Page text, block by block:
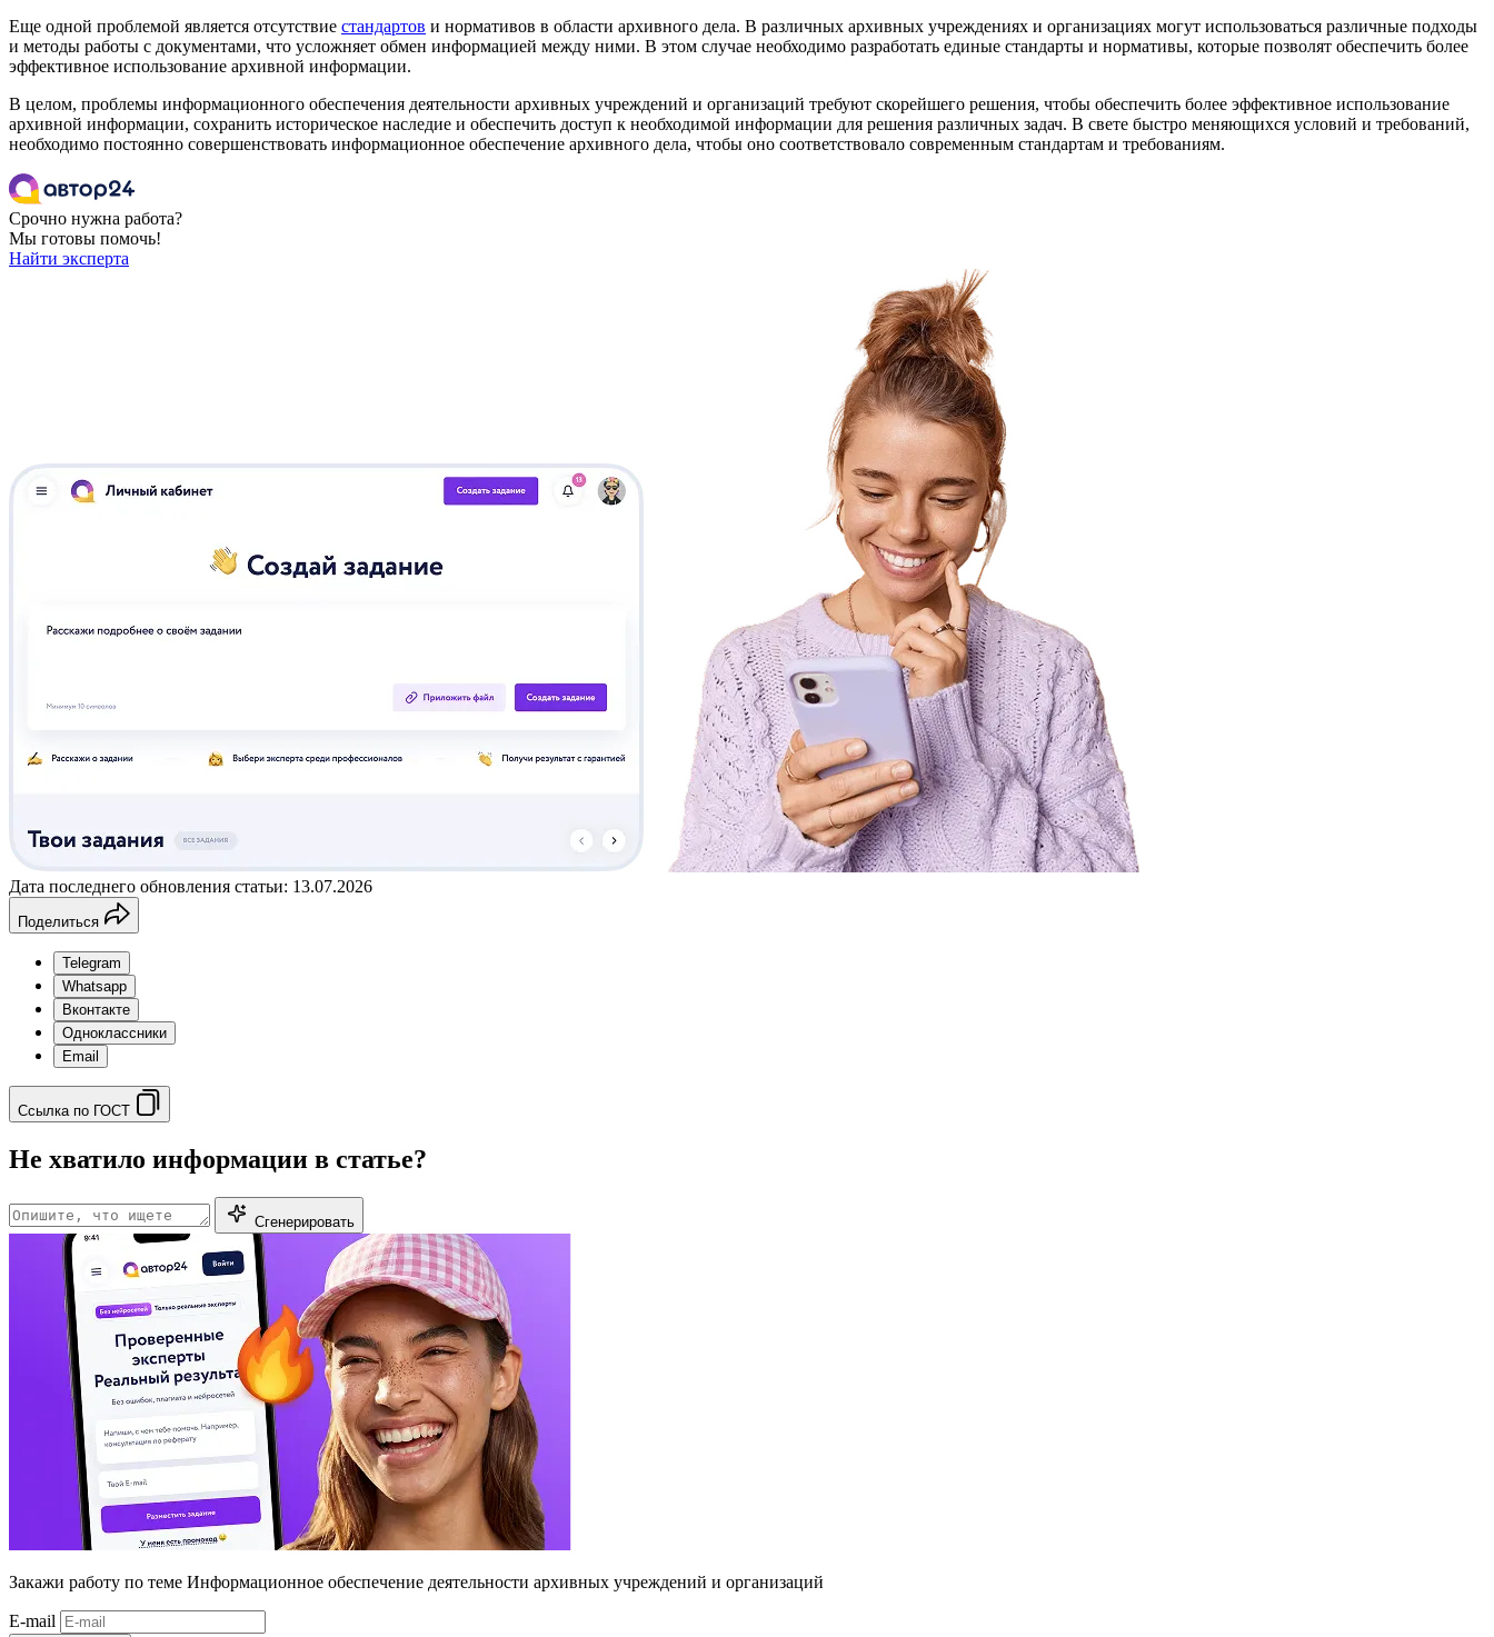
Еще одной проблемой является отсутствие стандартов и нормативов в области архивного дела. В различных архивных учреждениях и организациях могут использоваться различные подходы
и методы работы с документами, что усложняет обмен информацией между ними. В этом случае необходимо разработать единые стандарты и нормативы, которые позволят обеспечить более
эффективное использование архивной информации.
В целом, проблемы информационного обеспечения деятельности архивных учреждений и организаций требуют скорейшего решения, чтобы обеспечить более эффективное использование
архивной информации, сохранить историческое наследие и обеспечить доступ к необходимой информации для решения различных задач. В свете быстро меняющихся условий и требований,
необходимо постоянно совершенствовать информационное обеспечение архивного дела, чтобы оно соответствовало современным стандартам и требованиям.
Срочно нужна работа?
Мы готовы помочь!
Найти эксперта
Дата последнего обновления статьи: 13.07.2026
Поделиться
Telegram
Whatsapp
Вконтакте
Одноклассники
Email
Ссылка по ГОСТ
Не хватило информации в статье?
Сгенерировать
Закажи работу по теме Информационное обеспечение деятельности архивных учреждений и организаций
E-mail